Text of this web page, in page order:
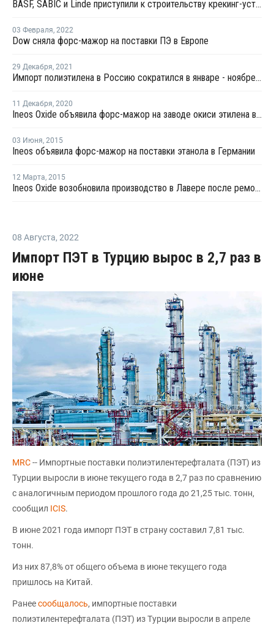
BASF, SABIC и Linde приступили к строительству крекинг-установки парового крекинга с использованием электрических печей
03 Февраля, 2022
Dow сняла форс-мажор на поставки ПЭ в Европе
29 Декабря, 2021
Импорт полиэтилена в Россию сократился в январе - ноябре на 7%
11 Декабря, 2020
Ineos Oxide объявила форс-мажор на заводе окиси этилена в Германии
03 Июня, 2015
Ineos объявила форс-мажор на поставки этанола в Германии
12 Марта, 2015
Ineos Oxide возобновила производство в Лавере после ремонта
08 Августа, 2022
Импорт ПЭТ в Турцию вырос в 2,7 раз в
июне
MRC-- Импортные поставки полиэтилентерефталата (ПЭТ) из
Турции выросли в июне текущего года в 2,7 раз по сравнению
с аналогичным периодом прошлого года до 21,25 тыс. тонн,
сообщил ICIS.
В июне 2021 года импорт ПЭТ в страну составил 7,81 тыс.
тонн.
Из них 87,8% от общего объема в июне текущего года
пришлось на Китай.
Ранеесообщалось, импортные поставки
полиэтилентерефталата (ПЭТ) из Турции выросли в апреле